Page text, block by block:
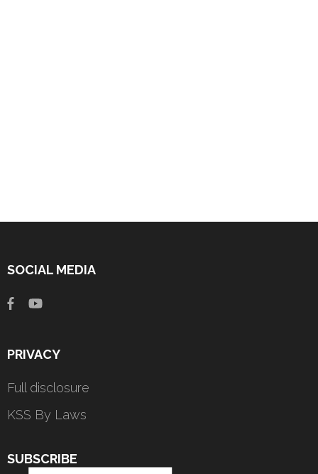
SOCIAL MEDIA
PRIVACY
Full disclosure
KSS By Laws
SUBSCRIBE